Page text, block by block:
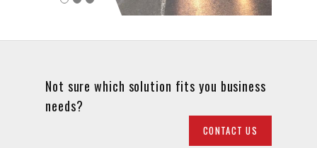
Not sure which solution fits you business
needs?
CONTACT US